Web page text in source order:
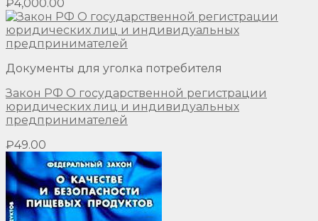
₽4,000.00
Документы для уголка потребителя
Закон РФ О государственной регистрации
юридических лиц и индивидуальных
предпринимателей
₽49.00